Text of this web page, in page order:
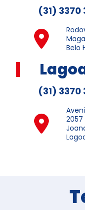
(31) 3370
Belo
(31) 3370